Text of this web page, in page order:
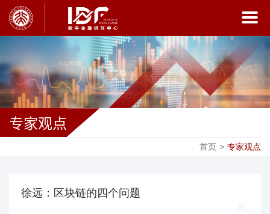
专家观点
首页 > 专家观点
徐远：区块链的四个问题